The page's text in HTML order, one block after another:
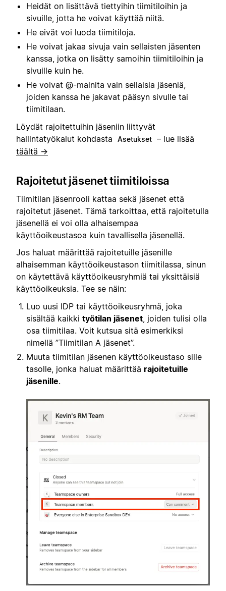
Heidät on lisättävä tiettyihin tiimitiloihin ja
sivuille, jotta he voivat käyttää niitä.
He eivät voi luoda tiimitiloja.
He voivat jakaa sivuja vain sellaisten jäsenten
kanssa, jotka on lisätty samoihin tiimitiloihin ja
sivuille kuin he.
He voivat @-mainita vain sellaisia jäseniä,
joiden kanssa he jakavat pääsyn sivulle tai
tiimitilaan.
Löydät rajoitettuihin jäseniin liittyvät
hallintatyökalut kohdasta
Asetukset – lue lisää
täältä →
Rajoitetut jäsenet tiimitiloissa
Tiimitilan jäsenrooli kattaa sekä jäsenet että
rajoitetut jäsenet. Tämä tarkoittaa, että rajoitetulla
jäsenellä ei voi olla alhaisempaa
käyttöoikeustasoa kuin tavallisella jäsenellä.
Jos haluat määrittää rajoitetuille jäsenille
alhaisemman käyttöoikeustason tiimitilassa, sinun
on käytettävä käyttöoikeusryhmiä tai yksittäisiä
käyttöoikeuksia. Tee se näin:
Luo uusi IDP tai käyttöoikeusryhmä, joka
sisältää kaikki työtilan jäsenet , joiden tulisi olla
osa tiimitilaa. Voit kutsua sitä esimerkiksi
nimellä ”Tiimitilan A jäsenet”.
Muuta tiimitilan jäsenen käyttöoikeustaso sille
tasolle, jonka haluat määrittää rajoitetuille
jäsenille.